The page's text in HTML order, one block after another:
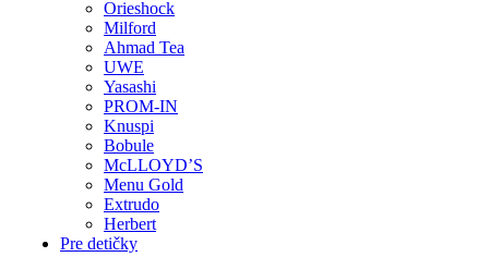
Orieshock
Milford
Ahmad Tea
UWE
Yasashi
PROM-IN
Knuspi
Bobule
McLLOYD’S
Menu Gold
Extrudo
Herbert
Pre detičky